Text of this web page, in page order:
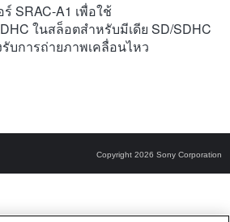
SRAC-A1 เพื่อใช้
ในสล็อตสำหรับมีเดีย SD/SDHC
บการถ่ายภาพเคลื่อนไหว
Copyright 2026 Sony Corporation